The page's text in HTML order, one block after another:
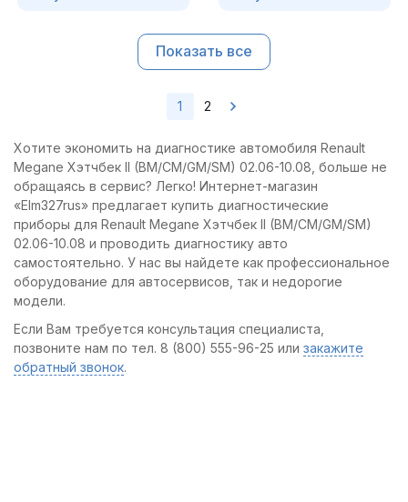
Показать все
1 2
Хотите экономить на диагностике автомобиля Renault
Megane Хэтчбек II (BM/CM/GM/SM) 02.06-10.08, больше не
обращаясь в сервис? Легко! Интернет-магазин
«Elm327rus» предлагает купить диагностические
приборы для Renault Megane Хэтчбек II (BM/CM/GM/SM)
02.06-10.08 и проводить диагностику авто
самостоятельно. У нас вы найдете как профессиональное
оборудование для автосервисов, так и недорогие
модели.
Если Вам требуется консультация специалиста,
позвоните нам по тел. 8 (800) 555-96-25 или закажите
обратный звонок.